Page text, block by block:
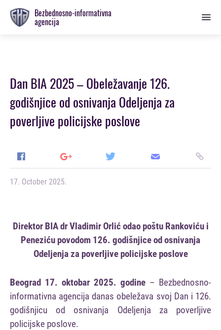
Prebaci
Bezbednosno-informativna
agencija
Dan BIA 2025 – Obeležavanje 126.
godišnjice od osnivanja Odeljenja za
poverljive policijske poslove
17. October 2025.
Direktor BIA dr Vladimir Orlić odao poštu Rankoviću i
Peneziću povodom 126. godišnjice od osnivanja
Odeljenja za poverljive policijske poslove
Beograd 17. oktobar 2025. godine – Bezbednosno-
informativna agencija danas obeležava svoj Dan i 126.
godišnjicu od osnivanja Odeljenja za poverljive
policijske poslove.